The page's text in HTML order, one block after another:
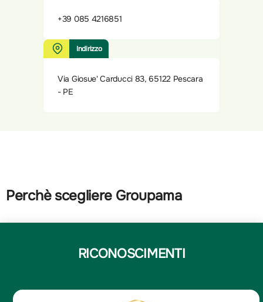
+39 085 4216851
Indirizzo
Via Giosue' Carducci 83, 65122 Pescara
- PE
Perchè scegliere Groupama
RICONOSCIMENTI